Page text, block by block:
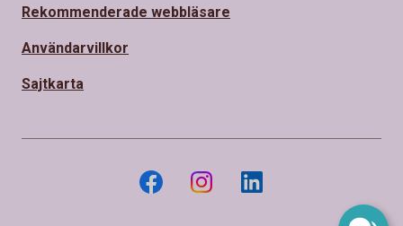
Rekommenderade webbläsare
Användarvillkor
Sajtkarta